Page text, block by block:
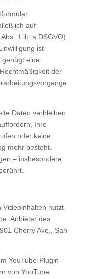
auf
1 lit. a DSGVO).
ist
genügt eine
der
Daten verbleiben
Ihre
oder keine
mehr besteht.
– insbesondere
Videoinhalten nutzt
Anbieter des
Cherry Ave., San
YouTube-Plugin
von YouTube